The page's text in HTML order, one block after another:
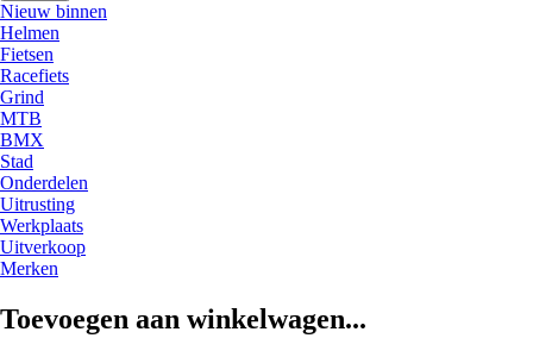
Nieuw binnen
Helmen
Fietsen
Racefiets
Grind
MTB
BMX
Stad
Onderdelen
Uitrusting
Werkplaats
Uitverkoop
Merken
Toevoegen aan winkelwagen...